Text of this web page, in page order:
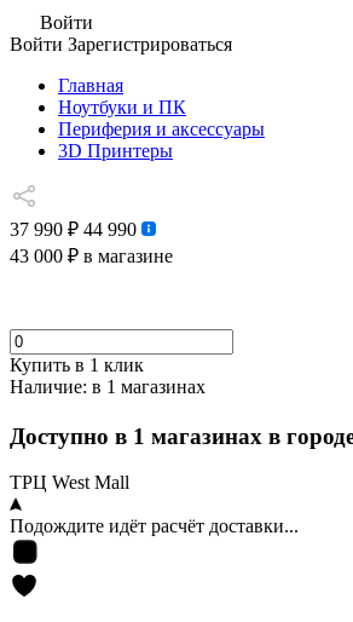
Войти
Войти Зарегистрироваться
Главная
Ноутбуки и ПК
Периферия и аксессуары
3D Принтеры
37 990 ₽ 44 990
43 000 ₽ в магазине
Купить в 1 клик
Наличие: в 1 магазинах
Доступно в 1 магазинах в
ТРЦ West Mall
Подождите идёт расчёт доставки...